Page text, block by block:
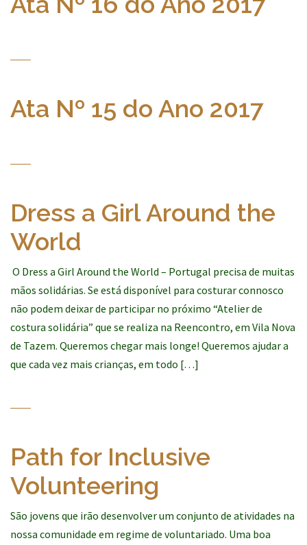
Ata Nº 15 do Ano 2017
Dress a Girl Around the
World
O Dress a Girl Around the World – Portugal precisa de muitas
mãos solidárias. Se está disponível para costurar connosco
não podem deixar de participar no próximo “Atelier de
costura solidária” que se realiza na Reencontro, em Vila Nova
de Tazem. Queremos chegar mais longe! Queremos ajudar a
que cada vez mais crianças, em todo […]
Path for Inclusive
Volunteering
São jovens que irão desenvolver um conjunto de atividades na
nossa comunidade em regime de voluntariado. Uma boa